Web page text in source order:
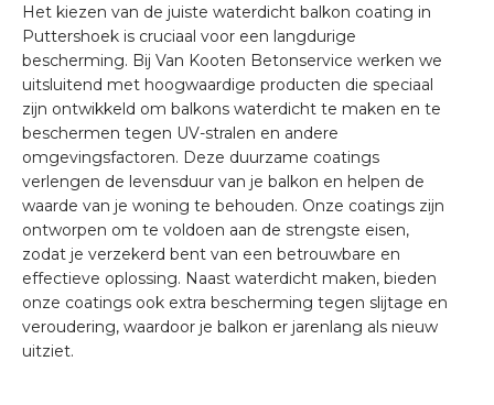
Het kiezen van de juiste waterdicht balkon coating in
Puttershoek is cruciaal voor een langdurige
bescherming. Bij Van Kooten Betonservice werken we
uitsluitend met hoogwaardige producten die speciaal
zijn ontwikkeld om balkons waterdicht te maken en te
beschermen tegen UV-stralen en andere
omgevingsfactoren. Deze duurzame coatings
verlengen de levensduur van je balkon en helpen de
waarde van je woning te behouden. Onze coatings zijn
ontworpen om te voldoen aan de strengste eisen,
zodat je verzekerd bent van een betrouwbare en
effectieve oplossing. Naast waterdicht maken, bieden
onze coatings ook extra bescherming tegen slijtage en
veroudering, waardoor je balkon er jarenlang als nieuw
uitziet.